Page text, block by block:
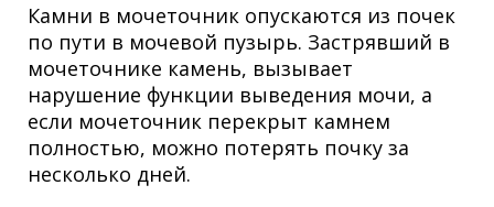
Камни в мочеточник опускаются из почек
по пути в мочевой пузырь. Застрявший в
мочеточнике камень, вызывает
нарушение функции выведения мочи, а
если мочеточник перекрыт камнем
полностью, можно потерять почку за
несколько дней.